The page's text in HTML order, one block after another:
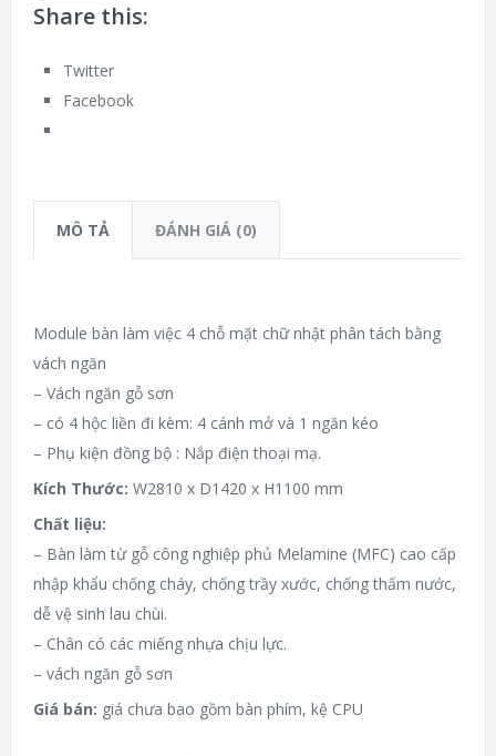
Share this:
Twitter
Facebook
MÔ TẢ ĐÁNH GIÁ (0)
Module bàn làm việc 4 chỗ mặt chữ nhật phân tách bằng
vách ngăn
– Vách ngăn gỗ sơn
– có 4 hộc liền đi kèm: 4 cánh mở và 1 ngăn kéo
– Phụ kiện đồng bộ : Nắp điện thoại mạ.
Kích Thước: W2810 x D1420 x H1100 mm
Chất liệu:
– Bàn làm từ gỗ công nghiệp phủ Melamine (MFC) cao cấp
nhập khẩu chống cháy, chống trầy xước, chống thấm nước,
dễ vệ sinh lau chùi.
– Chân có các miếng nhựa chịu lực.
– vách ngăn gỗ sơn
Giá bán: giá chưa bao gồm bàn phím, kệ CPU